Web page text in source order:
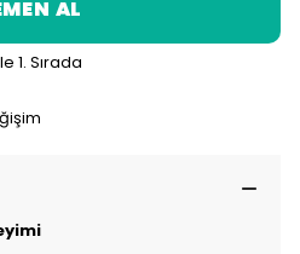
AL
1. Sırada